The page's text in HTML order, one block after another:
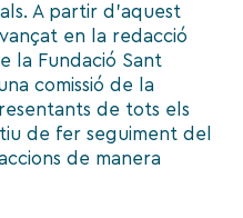
A partir d’aquest
en la redacció
la Fundació Sant
comissió de la
de tots els
de fer seguiment del
de manera